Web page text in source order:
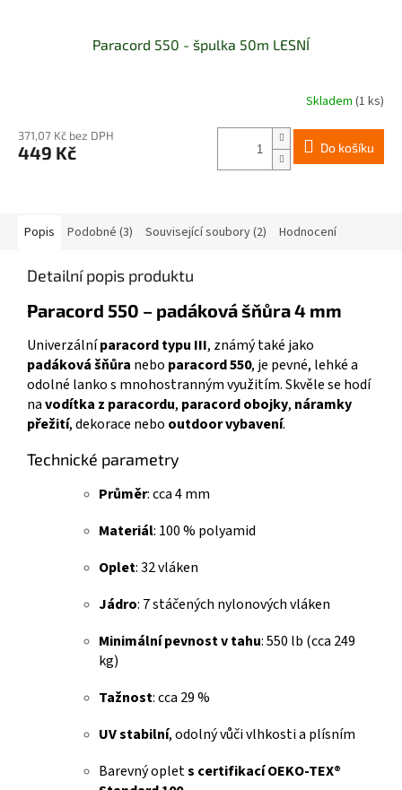
Paracord 550 - špulka 50m LESNÍ
Skladem (1 ks)
371,07 Kč bez DPH
449 Kč Do košíku
Popis Podobné (3) Související soubory (2) Hodnocení
Detailní popis produktu
Paracord 550 – padáková šňůra 4 mm
Univerzálníparacord typu III, známý také jako
padáková šňůra nebo paracord 550, je pevné, lehké a
odolné lanko s mnohostranným využitím. Skvěle se hodí
navodítka z paracordu, paracord obojky, náramky
přežití, dekorace nebo outdoor vybavení.
Technické parametry
Průměr: cca 4 mm
Materiál: 100 % polyamid
Oplet: 32 vláken
Jádro: 7 stáčených nylonových vláken
Minimální pevnost v tahu: 550 lb (cca 249
kg)
Tažnost: cca 29 %
UV stabilní, odolný vůči vlhkosti a plísním
Barevný oplets certifikací OEKO-TEX®